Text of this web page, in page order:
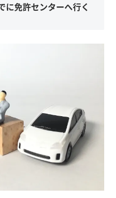
に免許センターへ行く